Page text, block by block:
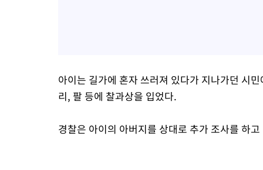
아이는 길가에 혼자 쓰러져 있다가 지나가던 시
리, 팔 등에 찰과상을 입었다.
경찰은 아이의 아버지를 상대로 추가 조사를 하